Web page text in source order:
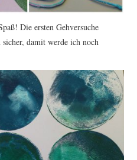
Die ersten Gehversuche
damit werde ich noch